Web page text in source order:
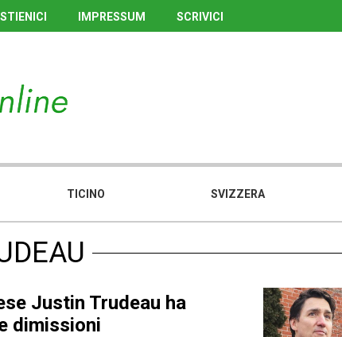
IMPRESSUM SCRIVICI
TICINO SVIZZERA
Justin Trudeau ha
dimissioni